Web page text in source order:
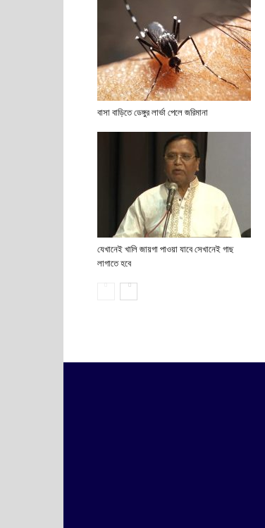
বাসা বাড়িতে ডেঙ্গুর লার্ভা পেলে জরিমানা
যেখানেই খালি জায়গা পাওয়া যাবে সেখানেই গাছ
লাগাতে হবে